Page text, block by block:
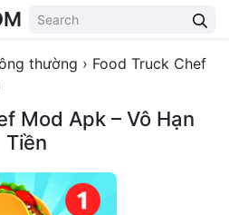
thường › Food Truck Chef
Mod Apk – Vô Hạn
Tiền